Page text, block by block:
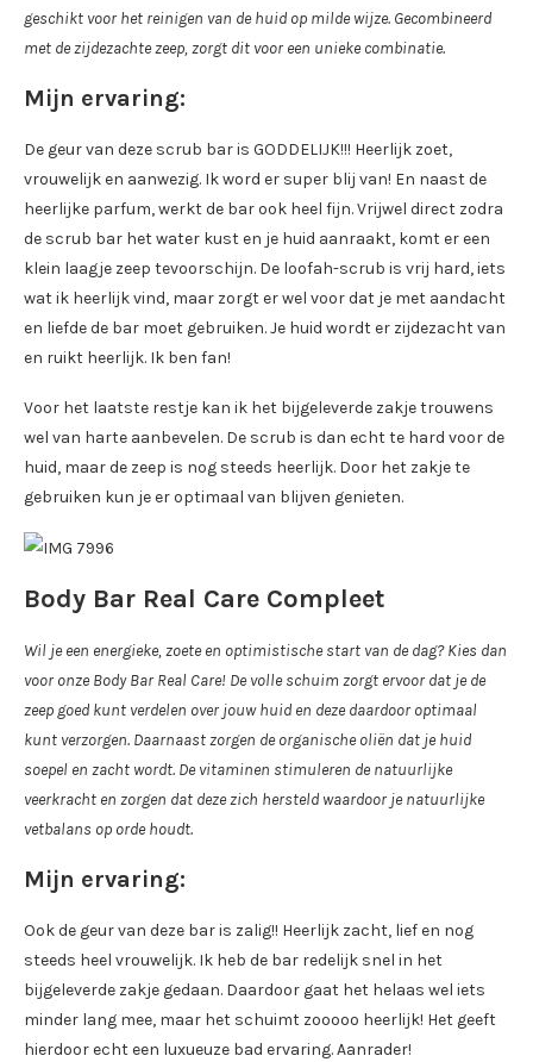
geschikt voor het reinigen van de huid op milde wijze. Gecombineerd
met de zijdezachte zeep, zorgt dit voor een unieke combinatie.
Mijn ervaring:
De geur van deze scrub bar is GODDELIJK!!! Heerlijk zoet,
vrouwelijk en aanwezig. Ik word er super blij van! En naast de
heerlijke parfum, werkt de bar ook heel fijn. Vrijwel direct zodra
de scrub bar het water kust en je huid aanraakt, komt er een
klein laagje zeep tevoorschijn. De loofah-scrub is vrij hard, iets
wat ik heerlijk vind, maar zorgt er wel voor dat je met aandacht
en liefde de bar moet gebruiken. Je huid wordt er zijdezacht van
en ruikt heerlijk. Ik ben fan!
Voor het laatste restje kan ik het bijgeleverde zakje trouwens
wel van harte aanbevelen. De scrub is dan echt te hard voor de
huid, maar de zeep is nog steeds heerlijk. Door het zakje te
gebruiken kun je er optimaal van blijven genieten.
Body Bar Real Care Compleet
Wil je een energieke, zoete en optimistische start van de dag? Kies dan
voor onze Body Bar Real Care! De volle schuim zorgt ervoor dat je de
zeep goed kunt verdelen over jouw huid en deze daardoor optimaal
kunt verzorgen. Daarnaast zorgen de organische oliën dat je huid
soepel en zacht wordt. De vitaminen stimuleren de natuurlijke
veerkracht en zorgen dat deze zich hersteld waardoor je natuurlijke
vetbalans op orde houdt.
Mijn ervaring:
Ook de geur van deze bar is zalig!! Heerlijk zacht, lief en nog
steeds heel vrouwelijk. Ik heb de bar redelijk snel in het
bijgeleverde zakje gedaan. Daardoor gaat het helaas wel iets
minder lang mee, maar het schuimt zooooo heerlijk! Het geeft
hierdoor echt een luxueuze bad ervaring. Aanrader!